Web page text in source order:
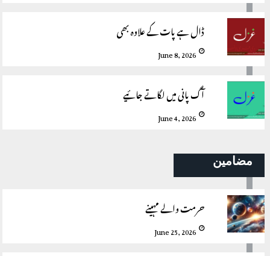
ڈال ہے پات کے علاوہ بھی
June 8, 2026
آگ پانی میں لگاتے جائیے
June 4, 2026
مضامین
حرمت والے مہینے
June 25, 2026